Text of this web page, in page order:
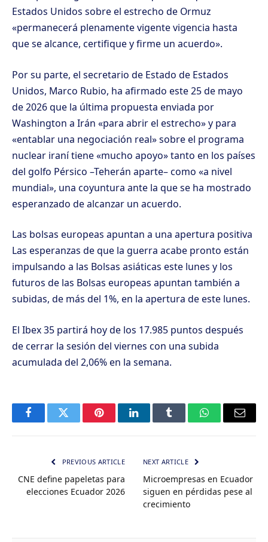
Estados Unidos sobre el estrecho de Ormuz
«permanecerá plenamente vigente vigencia hasta
que se alcance, certifique y firme un acuerdo».
Por su parte, el secretario de Estado de Estados
Unidos, Marco Rubio, ha afirmado este 25 de mayo
de 2026 que la última propuesta enviada por
Washington a Irán «para abrir el estrecho» y para
«entablar una negociación real» sobre el programa
nuclear iraní tiene «mucho apoyo» tanto en los países
del golfo Pérsico –Teherán aparte– como «a nivel
mundial», una coyuntura ante la que se ha mostrado
esperanzado de alcanzar un acuerdo.
Las bolsas europeas apuntan a una apertura positiva
Las esperanzas de que la guerra acabe pronto están
impulsando a las Bolsas asiáticas este lunes y los
futuros de las Bolsas europeas apuntan también a
subidas, de más del 1%, en la apertura de este lunes.
El Ibex 35 partirá hoy de los 17.985 puntos después
de cerrar la sesión del viernes con una subida
acumulada del 2,06% en la semana.
FacebookTwitter PinterestLinkedInTumblr WhatsAppEmail
PREVIOUS ARTICLE
CNE define papeletas para
elecciones Ecuador 2026
NEXT ARTICLE
Microempresas en Ecuador
siguen en pérdidas pese al
crecimiento